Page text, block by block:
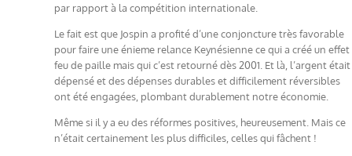
par rapport à la compétition internationale.
Le fait est que Jospin a profité d’une conjoncture très favorable
pour faire une énieme relance Keynésienne ce qui a créé un effet
feu de paille mais qui c’est retourné dès 2001. Et là, l’argent était
dépensé et des dépenses durables et difficilement réversibles
ont été engagées, plombant durablement notre économie.
Même si il y a eu des réformes positives, heureusement. Mais ce
n’était certainement les plus difficiles, celles qui fâchent !